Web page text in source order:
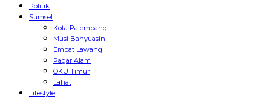
Politik
Sumsel
Kota Palembang
Musi Banyuasin
Empat Lawang
Pagar Alam
OKU Timur
Lahat
Lifestyle